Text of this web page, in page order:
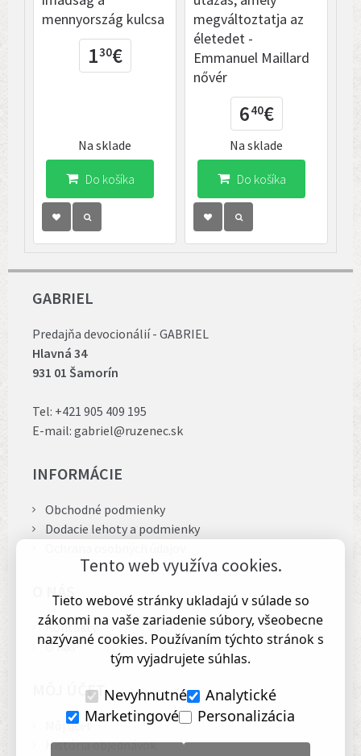
mennyország kulcsa
130€
Do košíka
Na sklade
megváltoztatja az
életedet -
Emmanuel Maillard
nővér
640€
Do košíka
Na sklade
GABRIEL
Predajňa devocionálií - GABRIEL
Hlavná 34
931 01 Šamorín
Tel: +421 905 409 195
E-mail: gabriel@ruzenec.sk
INFORMÁCIE
Obchodné podmienky
Dodacie lehoty a podmienky
O NÁS
Kontakty
O nás
MÔJ ÚČET
Môj účet
História objednávok
Tento web využíva cookies.
Tieto webové stránky ukladajú v súlade so
zákonmi na vaše zariadenie súbory, všeobecne
nazývané cookies. Používaním týchto stránok s
tým vyjadrujete súhlas.
Nevyhnutné
Analytické
Marketingové
Personalizácia